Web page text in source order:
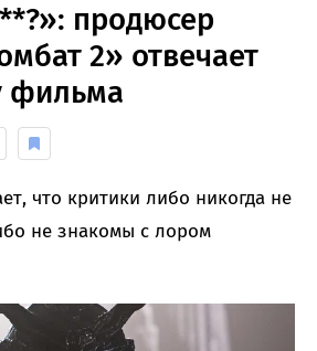
продюсер
2» отвечает
фильма
что критики либо никогда не
не знакомы с лором